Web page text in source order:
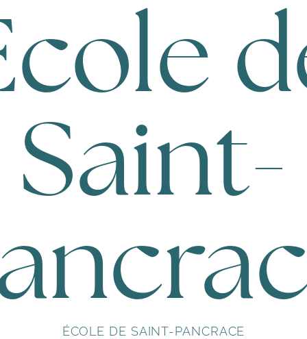
sera réalisée par un
formé et agréé.
devient agressif s'il se
peut risquer de
Saint-
ÉCOLE DE SAINT-PANCRACE